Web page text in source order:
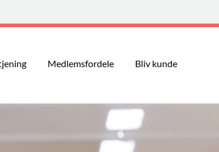
Medlemsfordele Bliv kunde